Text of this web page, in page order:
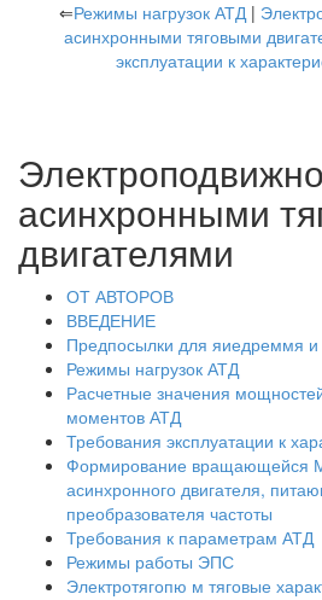
⇐Режимы нагрузок АТД|
асинхронными тяговыми
эксплуатации к
асинхронными
двигателями
ОТ АВТОРОВ
ВВЕДЕНИЕ
Предпосылки для яиедреммя
Режимы нагрузок АТД
Расчетные значения
моментов АТД
Требования эксплуатации к
Формирование вращающейся
асинхронного двигателя,
преобразователя частоты
Требования к параметрам АТД
Режимы работы ЭПС
Электротягопю м тяговые